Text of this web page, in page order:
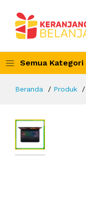
Semua Kategori
Beranda Produk